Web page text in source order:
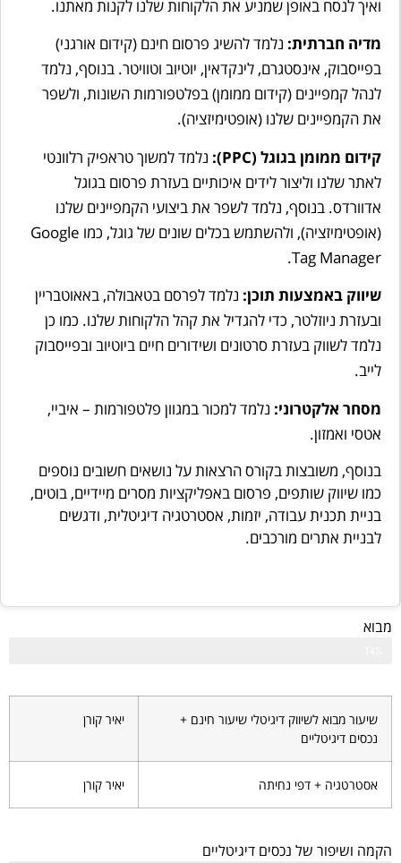
ואיך לנסח באופן שמניע את הלקוחות שלנו לקנות מאתנו.
מדיה חברתית: נלמד להשיג פרסום חינם (קידום אורגני)
בפייסבוק, אינסטגרם, לינקדאין, יוטיוב וטוויטר. בנוסף, נלמד
לנהל קמפיינים (קידום ממומן) בפלטפורמות השונות, ולשפר
את הקמפיינים שלנו (אופטימיזציה).
קידום ממומן בגוגל (PPC):
נלמד למשוך טראפיק רלוונטי
לאתר שלנו וליצור לידים איכותיים בעזרת פרסום בגוגל
אדוורדס. בנוסף, נלמד לשפר את ביצועי הקמפיינים שלנו
(אופטימיזציה), ולהשתמש בכלים שונים של גוגל, כמו Google
Tag Manager.
שיווק באמצעות תוכן: נלמד לפרסם בטאבולה, באאוטבריין
ובעזרת ניוזלטר, כדי להגדיל את קהל הלקוחות שלנו. כמו כן
נלמד לשווק בעזרת סרטונים ושידורים חיים ביוטיוב ובפייסבוק
לייב.
מסחר אלקטרוני: נלמד למכור במגוון פלטפורמות – איביי,
אטסי ואמזון.
בנוסף, משובצות בקורס הרצאות על נושאים חשובים נוספים
כמו שיווק שותפים, פרסום באפליקציות מסרים מיידיים, בוטים,
בניית תכנית עבודה, יזמות, אסטרטגיה דיגיטלית, ודגשים
לבניית אתרים מורכבים.
מבוא
שיעור מבוא לשיווק דיגיטלי שיעור חינם +
נכסים דיגיטליים
יאיר קורן
אסטרטגיה + דפי נחיתה יאיר קורן
הקמה ושיפור של נכסים דיגיטליים